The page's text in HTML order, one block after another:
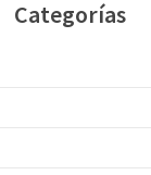
Categorías